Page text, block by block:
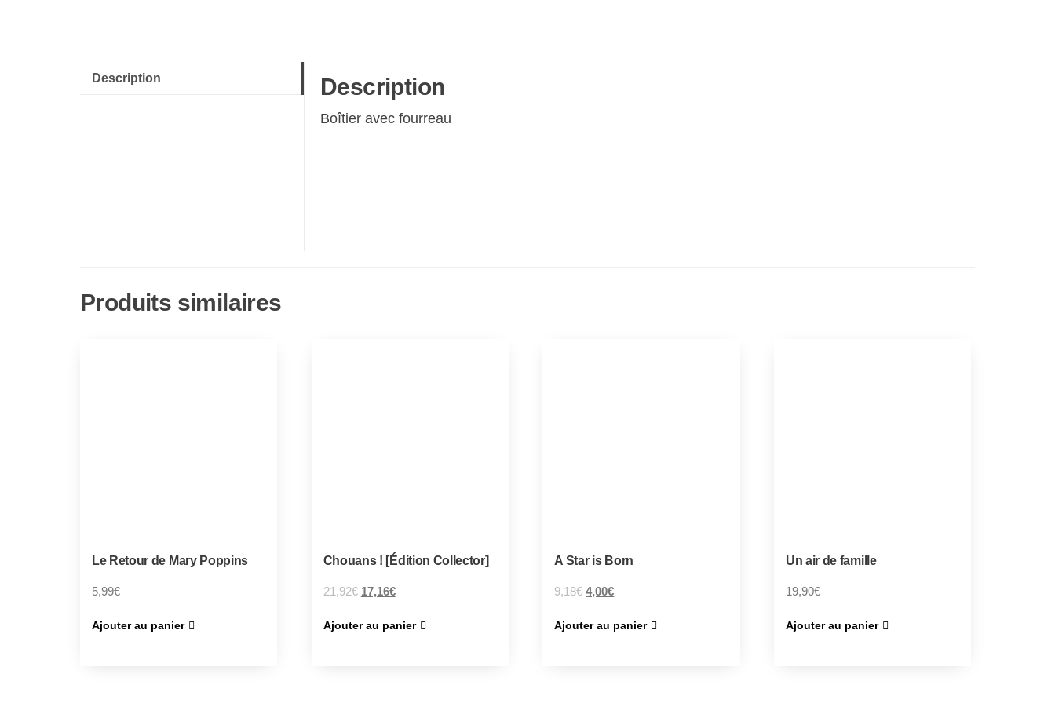
Description Description
Boîtier avec fourreau
Produits similaires
Le Retour de Mary Poppins
5,99€
Ajouter au panier
Chouans ! [Édition Collector]
21,92€ 17,16€
Ajouter au panier
A Star is Born
9,18€ 4,00€
Ajouter au panier
Un air de famille
19,90€
Ajouter au panier